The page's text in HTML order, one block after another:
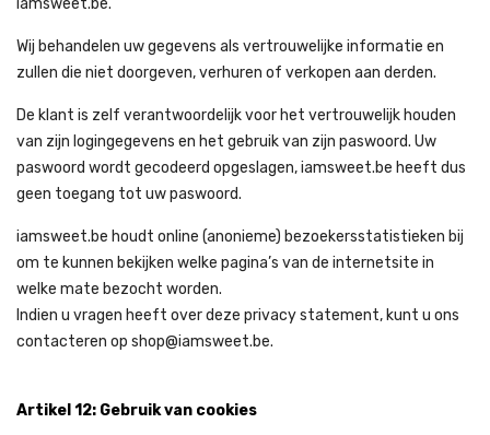
Wij behandelen uw gegevens als vertrouwelijke informatie en
zullen die niet doorgeven, verhuren of verkopen aan derden.
De klant is zelf verantwoordelijk voor het vertrouwelijk houden
van zijn logingegevens en het gebruik van zijn paswoord. Uw
paswoord wordt gecodeerd opgeslagen, iamsweet.be heeft dus
geen toegang tot uw paswoord.
iamsweet.be houdt online (anonieme) bezoekersstatistieken bij
om te kunnen bekijken welke pagina’s van de internetsite in
welke mate bezocht worden.
Indien u vragen heeft over deze privacy statement, kunt u ons
contacteren op shop@iamsweet.be.
Artikel 12: Gebruik van cookies